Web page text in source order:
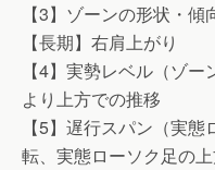
【3】ゾーンの形状・
【長期】右肩上がり
【4】実勢レベル（ゾ
より上方での推移
【5】遅行スパン（実
転、実態ローソク足の